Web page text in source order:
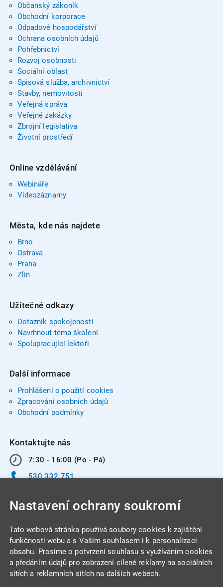
Občanský zákoník
Obchodní korporace
Odpadové hospodářství
Ochrana osobních údajů
Pohřebnictví
Rozvoj osobnosti
Sociální oblast
Spisová služba, archivnictví
Stavby, nemovitosti
Veřejná správa
Veřejné zakázky
Zbrojní legislativa
Životní prostředí
Online vzdělávání
Webináře
Videozáznamy
Města, kde nás najdete
Brno
Ostrava
Praha
Zlín
Užitečné odkazy
Dotazník spokojenosti
Navrhnout téma školení
Spolupracující lektoři
Další informace
Prohlášení o použití cookies
Zpracování osobních údajů
Obchodní podmínky
Kontaktujte nás
7:30 - 16:00 (Po - Pá)
530 332 751
INTEGRA CENTRUM s.r.o.
Jabloňová 662/7
Nastavení ochrany soukromí
Tato webová stránka používá soubory cookies k zajištění
funkčnosti webu a s Vaším souhlasem i k personalizaci
obsahu. Prosíme o potvrzení souhlasu s využíváním cookies
a předáním údajů pro zobrazení cílené reklamy na sociálních
sítích a reklamních sítích na dalších webech.